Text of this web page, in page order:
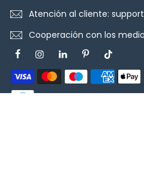
Atención al cliente:
Cooperación con los